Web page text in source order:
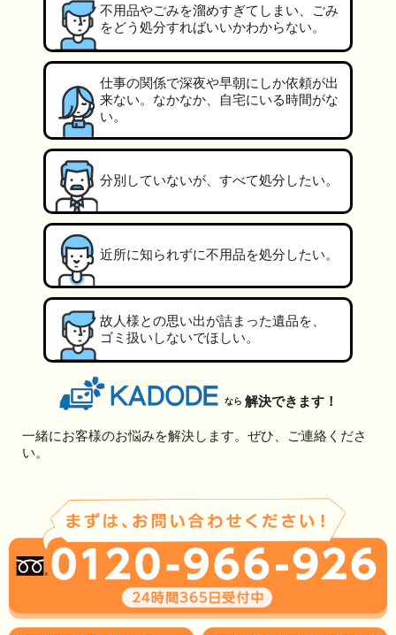
不用品やごみを溜めすぎてしまい、ごみ
をどう処分すればいいかわからない。
仕事の関係で深夜や早朝にしか依頼が出
来ない。なかなか、自宅にいる時間がな
い。
分別していないが、すべて処分したい。
近所に知られずに不用品を処分したい。
故人様との思い出が詰まった遺品を、
ゴミ扱いしないでほしい。
なら 解決できます！
一緒にお客様のお悩みを解決します。ぜひ、ご連絡くださ
い。